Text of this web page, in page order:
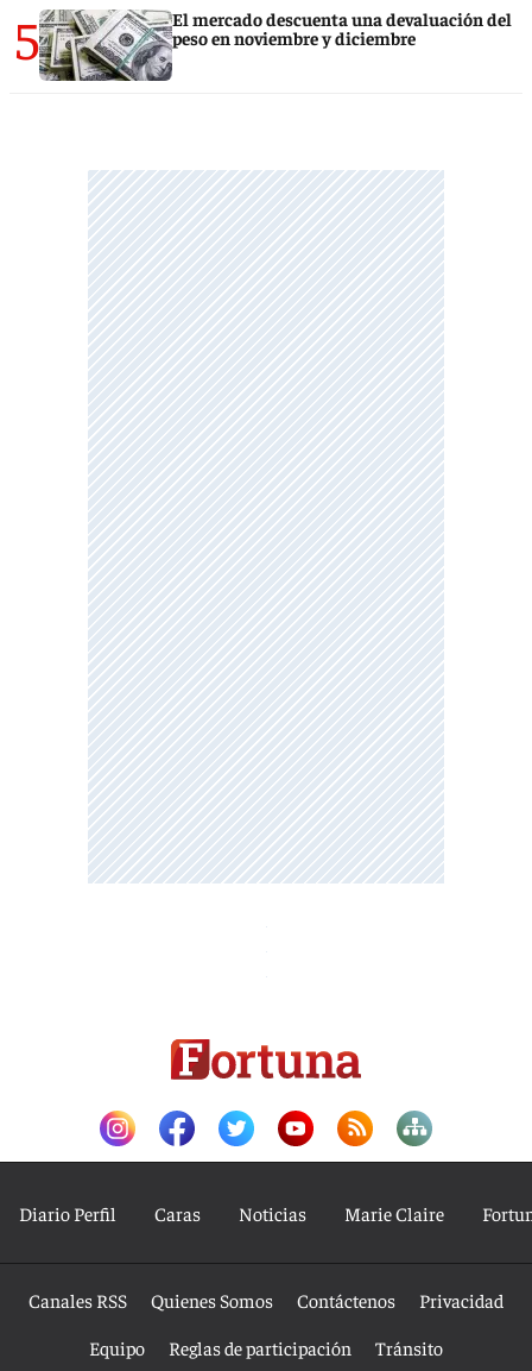
5
El mercado descuenta una devaluación del
peso en noviembre y diciembre
Diario Perfil Caras Noticias Marie Claire
Canales RSS Quienes Somos Contáctenos
Privacidad
Equipo
Reglas de participación Tránsito